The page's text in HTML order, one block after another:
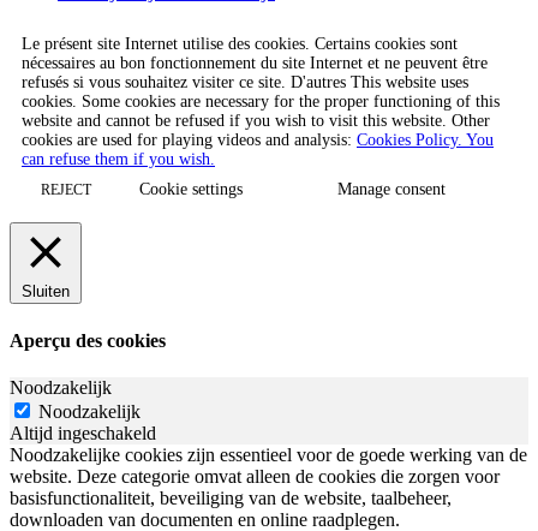
Le présent site Internet utilise des cookies. Certains cookies sont
nécessaires au bon fonctionnement du site Internet et ne peuvent être
refusés si vous souhaitez visiter ce site. D'autres This website uses
cookies. Some cookies are necessary for the proper functioning of this
website and cannot be refused if you wish to visit this website. Other
cookies are used for playing videos and analysis: Cookies Policy. You
can refuse them if you wish.
REJECT Cookie settings Manage consent
Sluiten
Aperçu des cookies
Noodzakelijk
Noodzakelijk
Altijd ingeschakeld
Noodzakelijke cookies zijn essentieel voor de goede werking van de
website. Deze categorie omvat alleen de cookies die zorgen voor
basisfunctionaliteit, beveiliging van de website, taalbeheer,
downloaden van documenten en online raadplegen.